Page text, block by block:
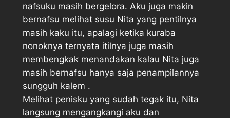
nafsuku masih bergelora. Aku juga makin
bernafsu melihat susu Nita yang pentilnya
masih kaku itu, apalagi ketika kuraba
nonoknya ternyata itilnya juga masih
membengkak menandakan kalau Nita juga
masih bernafsu hanya saja penampilannya
sungguh kalem .
Melihat penisku yang sudah tegak itu, Nita
langsung mengangkangi aku dan